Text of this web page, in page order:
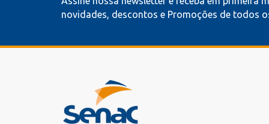
novidades, descontos e Promoções de todos